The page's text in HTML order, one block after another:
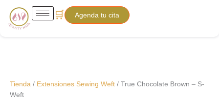
contenido
🛒 Agenda tu cita
Tienda / Extensiones Sewing Weft / True Chocolate Brown – S-
Weft
Price
range:
Chocolate
Brown